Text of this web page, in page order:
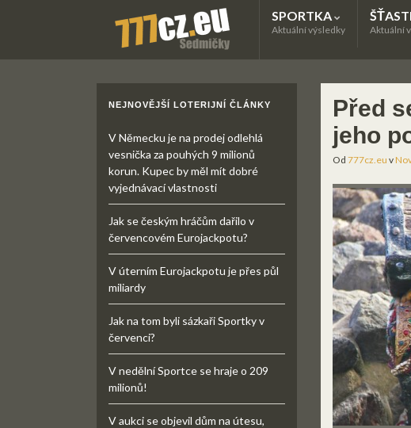
SPORTKA
Aktuální výsledky Aktuální
Před
jeho
Od 777cz.eu v
NEJNOVĚJŠÍ LOTERIJNÍ ČLÁNKY
V Německu je na prodej odlehlá
vesnička za pouhých 9 milionů
korun. Kupec by měl mít dobré
vyjednávací vlastnosti
Jak se českým hráčům dařilo v
červencovém Eurojackpotu?
V úterním Eurojackpotu je přes půl
miliardy
Jak na tom byli sázkaři Sportky v
červenci?
V nedělní Sportce se hraje o 209
milionů!
V aukci se objevil dům na útesu,